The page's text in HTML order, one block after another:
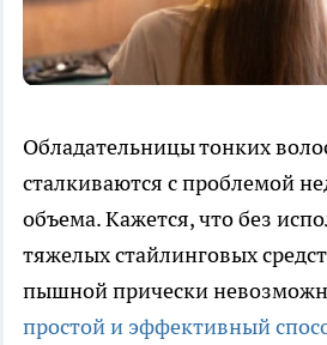
Обладательницы тонких
сталкиваются с проблемой
объема. Кажется, что без
тяжелых стайлинговых
пышной прически
простой и эффективный